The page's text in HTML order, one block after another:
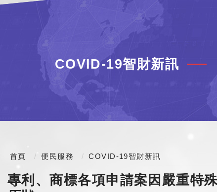
COVID-19智財新訊
首頁 便民服務 COVID-19智財新訊
專利、商標各項申請案因嚴重特